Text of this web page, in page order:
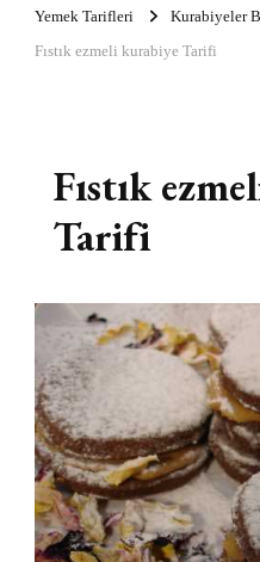
Yemek Tarifleri
Kurabiyeler
Fıstık ezmeli kurabiye Tarifi
Fıstık
Tarifi